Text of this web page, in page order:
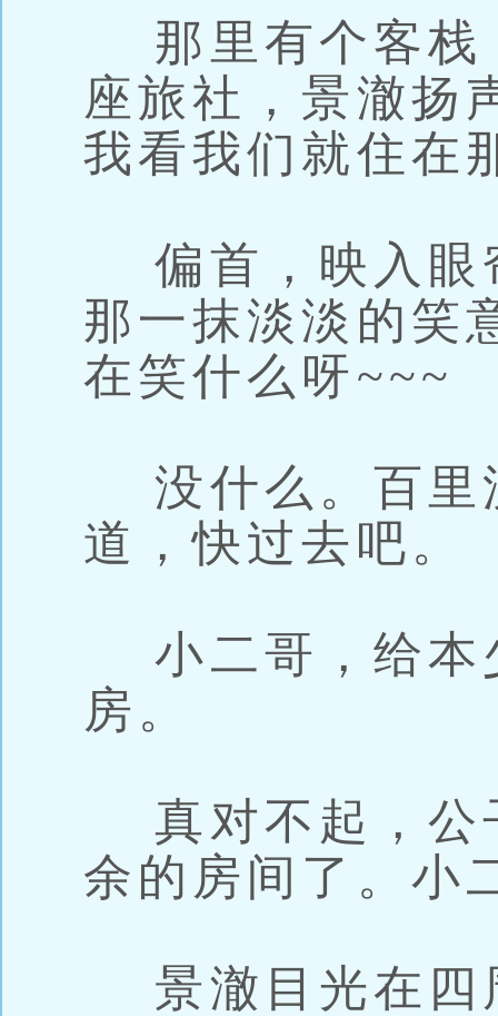
那里有个客栈
座旅社，景澈扬
我看我们就住在
偏首，映入眼
那一抹淡淡的笑
在笑什么呀~~~
没什么。百里
道，快过去吧。
小二哥，给本
房。
真对不起，公
余的房间了。小
景澈目光在四